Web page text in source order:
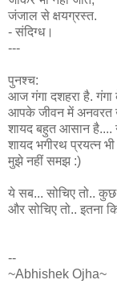
जंजाल से क्षयग्रस्त.
- संदिग्ध।
---
पुनश्च:
आज गंगा दशहरा है.
आपके जीवन में अनवरत
शायद बहुत आसान है....
शायद भगीरथ प्रयत्न
मुझे नहीं समझ :)
ये सब... सोचिए तो.. कुछ
और सोचिए तो.. इतना
--
~Abhishek Ojha~